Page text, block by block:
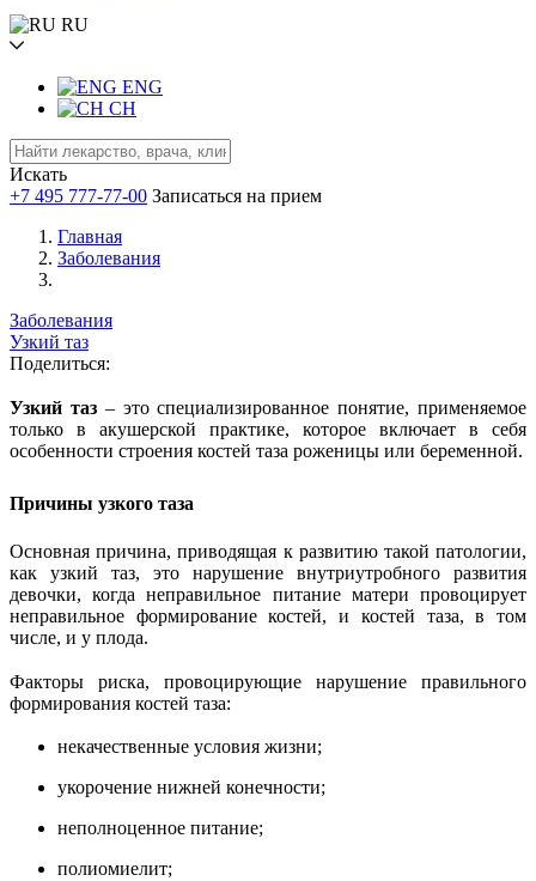
RU
ENG
CH
Искать
+7 495 777-77-00 Записаться на прием
Главная
Заболевания
Заболевания
Узкий таз
Поделиться:
Узкий таз– это специализированное понятие, применяемое
только в акушерской практике, которое включает в себя
особенности строения костей таза роженицы или беременной.
Причины узкого таза
Основная причина, приводящая к развитию такой патологии,
как узкий таз, это нарушение внутриутробного развития
девочки, когда неправильное питание матери провоцирует
неправильное формирование костей, и костей таза, в том
числе, и у плода.
Факторы риска, провоцирующие нарушение правильного
формирования костей таза:
некачественные условия жизни;
укорочение нижней конечности;
неполноценное питание;
полиомиелит;